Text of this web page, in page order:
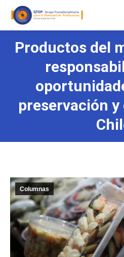
Productos del
preservación
Columnas